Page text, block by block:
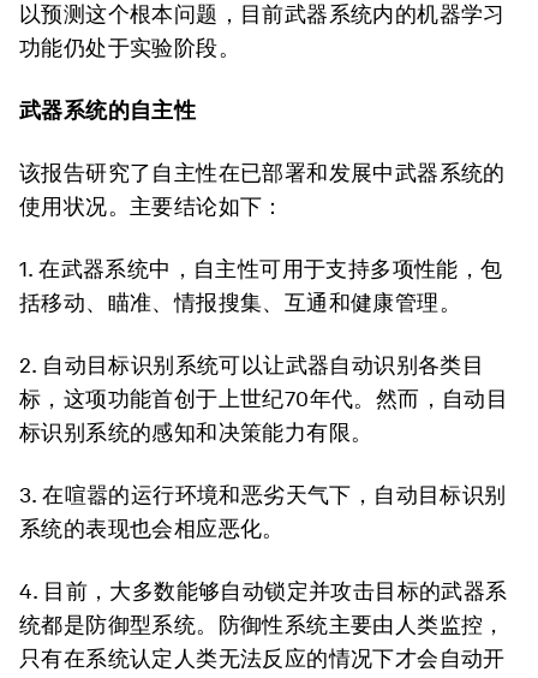
以预测这个根本问题，目前武器系统内的机器学习
功能仍处于实验阶段。
武器系统的自主性
该报告研究了自主性在已部署和发展中武器系统的
使用状况。主要结论如下：
1. 在武器系统中，自主性可用于支持多项性能，包
括移动、瞄准、情报搜集、互通和健康管理。
2. 自动目标识别系统可以让武器自动识别各类目
标，这项功能首创于上世纪70年代。然而，自动目
标识别系统的感知和决策能力有限。
3. 在喧嚣的运行环境和恶劣天气下，自动目标识别
系统的表现也会相应恶化。
4. 目前，大多数能够自动锁定并攻击目标的武器系
统都是防御型系统。防御性系统主要由人类监控，
只有在系统认定人类无法反应的情况下才会自动开